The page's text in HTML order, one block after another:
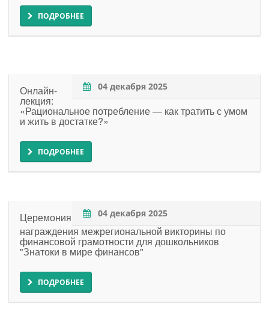
ПОДРОБНЕЕ
04 декабря 2025
Онлайн-
лекция:
«Рациональное потребление — как тратить с умом
и жить в достатке?»
ПОДРОБНЕЕ
04 декабря 2025
Церемония
награждения межрегиональной викторины по
финансовой грамотности для дошкольников
"Знатоки в мире финансов"
ПОДРОБНЕЕ